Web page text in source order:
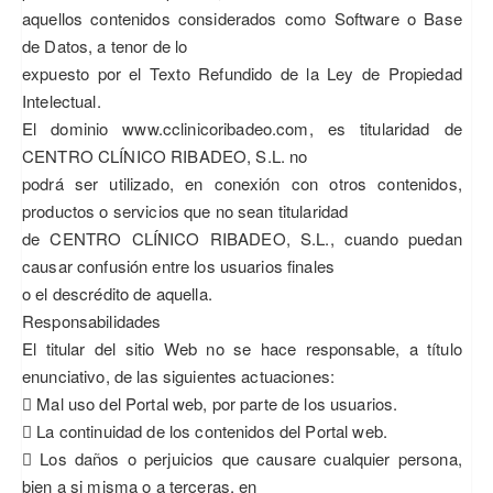
aquellos contenidos considerados como Software o Base
de Datos, a tenor de lo
expuesto por el Texto Refundido de la Ley de Propiedad
Intelectual.
El dominio www.cclinicoribadeo.com, es titularidad de
CENTRO CLÍNICO RIBADEO, S.L. no
podrá ser utilizado, en conexión con otros contenidos,
productos o servicios que no sean titularidad
de CENTRO CLÍNICO RIBADEO, S.L., cuando puedan
causar confusión entre los usuarios finales
o el descrédito de aquella.
Responsabilidades
El titular del sitio Web no se hace responsable, a título
enunciativo, de las siguientes actuaciones:
 Mal uso del Portal web, por parte de los usuarios.
 La continuidad de los contenidos del Portal web.
 Los daños o perjuicios que causare cualquier persona,
bien a si misma o a terceras, en